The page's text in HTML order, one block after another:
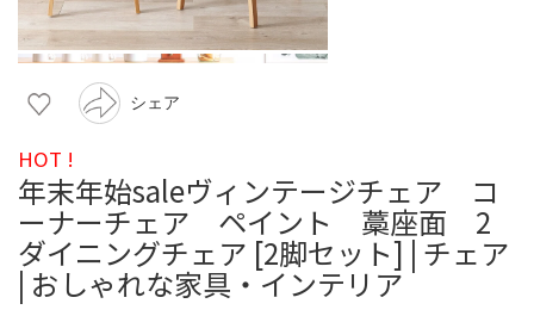
シェア
HOT !
年末年始saleヴィンテージチェア コ
ーナーチェア ペイント 藁座面 2
ダイニングチェア [2脚セット] | チェア
| おしゃれな家具・インテリア